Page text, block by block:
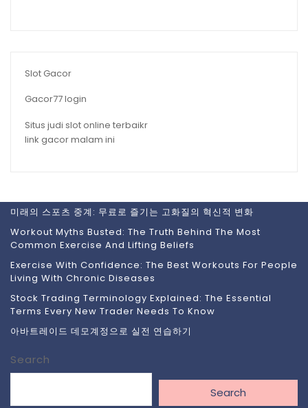
Slot Gacor
Gacor77 login
Situs judi slot online terbaikr
link gacor malam ini
미래의 스포츠 중계: 무료로 즐기는 고화질의 혁신적 변화
Workout Myths Busted: The Truth Behind The Most
Common Exercise And Lifting Beliefs
Exercise With Confidence: The Best Workouts For People
Living With Chronic Diseases
Stock Trading Terminology Explained: The Essential
Terms Every New Trader Needs To Know
아바트레이드 데모계정으로 실전 연습하기
Search
Search